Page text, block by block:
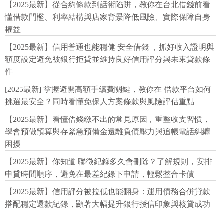
【2025最新】從合約條款到話術陷阱，教你在台北借錢前看
懂借款門檻、利率結構與店家背景降低風險、實際保障自身
權益
【2025最新】信用普通也能穩健 安全借錢 ，抓好收入證明與
額度設定避免被銀行拒貸並維持良好信用評分與未來貸款條
件
[2025最新] 掌握避開高額手續費關鍵，教你在 借款平台如何
挑選最安全？同時看懂免保人方案條款與風險評估重點
【2025最新】看懂借錢繳不出的常見原因，重整收支習慣，
學會預做預算與存緊急預備金遠離負債壓力與追帳電話糾纏
困擾
【2025最新】你知道 聯徵紀錄多久會刪除？了解規則，安排
申貸時間順序，避免在最差紀錄下申請，輕鬆整合卡債
【2025最新】信用評分被拉低也能翻身：運用債務合併貸款
搭配穩定還款紀錄，顯著大幅提升銀行授信印象與核貸成功